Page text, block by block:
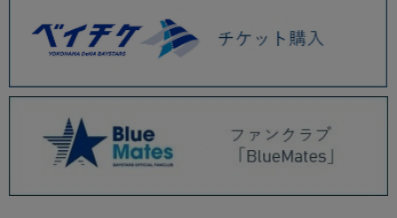
決済障害発生のお知らせ（発生復旧報）
7/14(火)〜7/27(月)BAYSTORE ONLINEにてアウトレット販売を実施！
2026」第4弾はダヤン・ビシエド選手が登場！
7/2(木)アクリル選手キャップマスコット第3弾や、アクションイラストグッ
ズが登場！